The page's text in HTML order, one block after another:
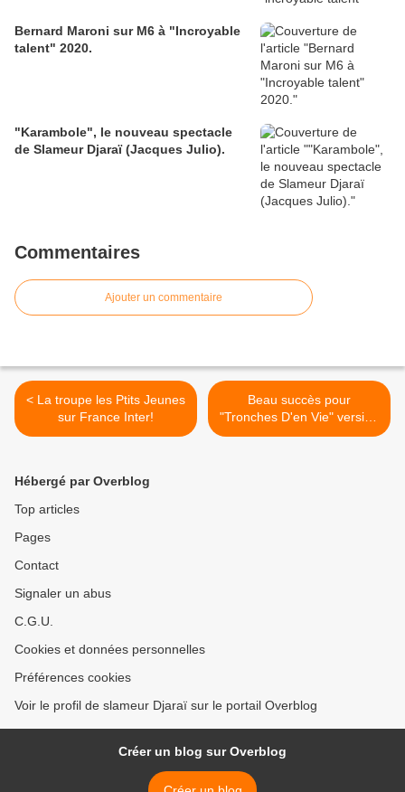
Bernard Maroni sur M6 à "Incroyable
talent" 2020.
"Karambole", le nouveau spectacle
de Slameur Djaraï (Jacques Julio).
Commentaires
Ajouter un commentaire
< La troupe les Ptits Jeunes
sur France Inter!
Beau succès pour
"Tronches D'en Vie" version
2 lancée le 20 novembre
Hébergé par Overblog
Top articles
Pages
Contact
Signaler un abus
C.G.U.
Cookies et données personnelles
Préférences cookies
Voir le profil de slameur Djaraï sur le portail Overblog
Créer un blog sur Overblog